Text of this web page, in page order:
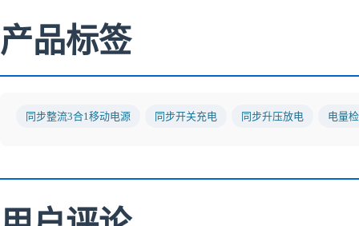
产品标签
同步整流3合1移动电源 同步开关充电 同步升压放电 电量